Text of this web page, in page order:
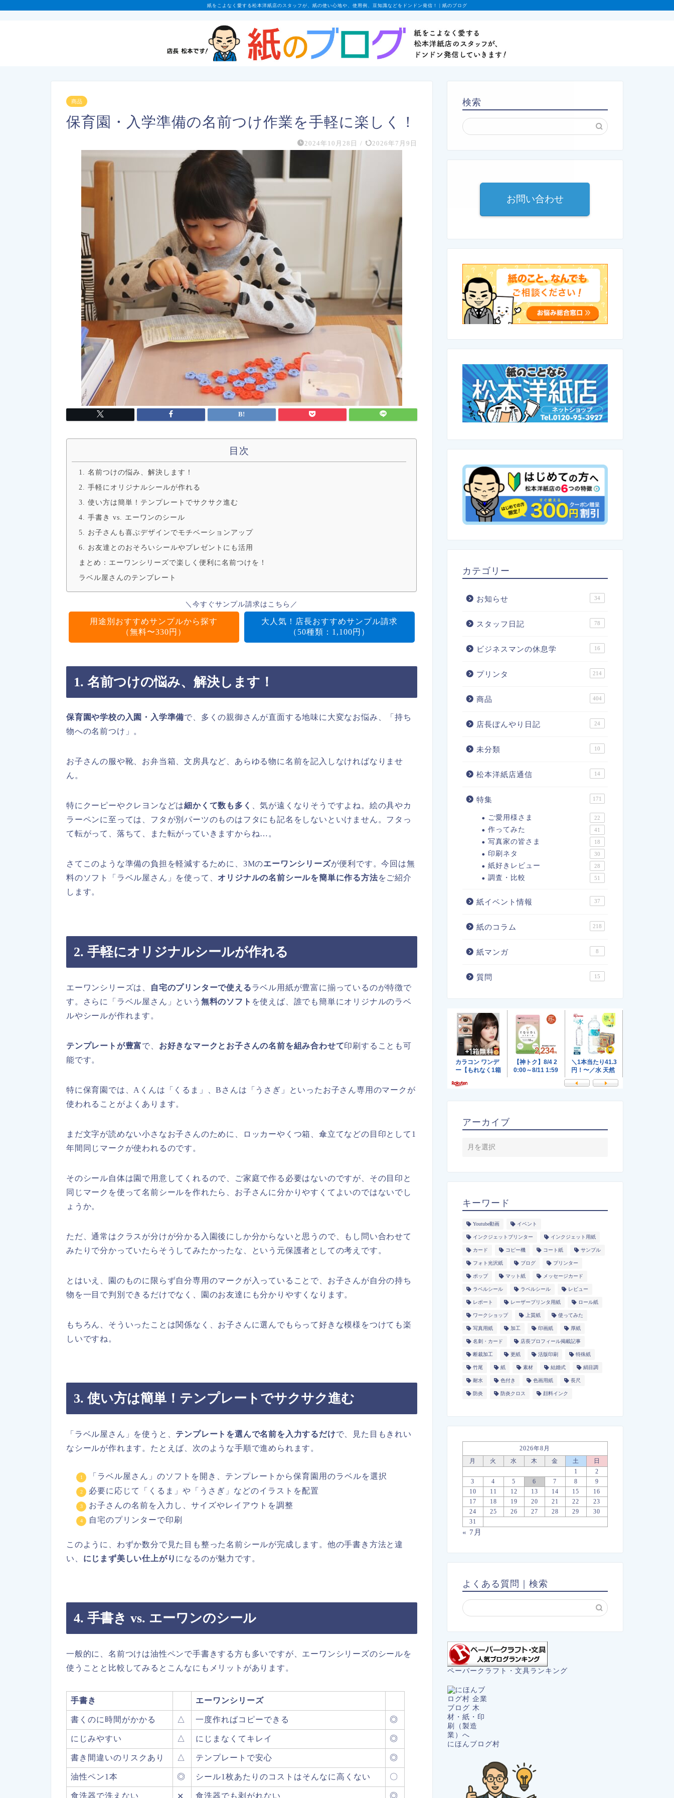
紙をこよなく愛する松本洋紙店のスタッフが、紙の使い心地や、使用例、豆知識などをドンドン発信！ | 紙のブログ
商品
保育園・入学準備の名前つけ作業を手軽に楽しく！
2024年10月28日 / 2026年7月9日
目次
1. 名前つけの悩み、解決します！
2. 手軽にオリジナルシールが作れる
3. 使い方は簡単！テンプレートでサクサク進む
4. 手書き vs. エーワンのシール
5. お子さんも喜ぶデザインでモチベーションアップ
6. お友達とのおそろいシールやプレゼントにも活用
まとめ：エーワンシリーズで楽しく便利に名前つけを！
ラベル屋さんのテンプレート
＼今すぐサンプル請求はこちら／
用途別おすすめサンプルから探す
（無料〜330円）
大人気！店長おすすめサンプル請求
（50種類：1,100円）
1. 名前つけの悩み、解決します！
保育園や学校の入園・入学準備で、多くの親御さんが直面する地味に大変なお悩み、「持ち
物への名前つけ」。
お子さんの服や靴、お弁当箱、文房具など、あらゆる物に名前を記入しなければなりませ
ん。
特にクーピーやクレヨンなどは細かくて数も多く 、気が遠くなりそうですよね。絵の具やカ
ラーペンに至っては、フタが別パーツのものはフタにも記名をしないといけません。フタっ
て転がって、落ちて、また転がっていきますからね…。
さてこのような準備の負担を軽減するために、 3Mのエーワンシリーズが便利です。今回は無
料のソフト「ラベル屋さん」を使って、 オリジナルの名前シールを簡単に作る方法をご紹介
します。
2. 手軽にオリジナルシールが作れる
エーワンシリーズは、 自宅のプリンターで使えるラベル用紙が豊富に揃っているのが特徴で
す。さらに「ラベル屋さん」という 無料のソフト を使えば、誰でも簡単にオリジナルのラベ
ルやシールが作れます。
テンプレートが豊富で、 お好きなマークとお子さんの名前を組み合わせて印刷することも可
能です。
特に保育園では、Aくんは「くるま」、Bさんは「うさぎ」といったお子さん専用のマークが
使われることがよくあります。
まだ文字が読めない小さなお子さんのために、ロッカーやくつ箱、傘立てなどの目印として1
年間同じマークが使われるのです。
そのシール自体は園で用意してくれるので、ご家庭で作る必要はないのですが、その目印と
同じマークを使って名前シールを作れたら、お子さんに分かりやすくてよいのではないでし
ょうか。
ただ、通常はクラスが分けが分かる入園後にしか分からないと思うので、もし問い合わせて
みたりで分かっていたらそうしてみたかったな、という元保護者としての考えです。
とはいえ、園のものに限らず自分専用のマークが入っていることで、お子さんが自分の持ち
物を一目で判別できるだけでなく、園のお友達にも分かりやすくなります。
もちろん、そういったことは関係なく、お子さんに選んでもらって好きな模様をつけても楽
しいですね。
3. 使い方は簡単！テンプレートでサクサク進む
「ラベル屋さん」を使うと、 テンプレートを選んで名前を入力するだけで、見た目もきれい
なシールが作れます。たとえば、次のような手順で進められます。
「ラベル屋さん」のソフトを開き、テンプレートから保育園用のラベルを選択
必要に応じて「くるま」や「うさぎ」などのイラストを配置
お子さんの名前を入力し、サイズやレイアウトを調整
自宅のプリンターで印刷
このように、わずか数分で見た目も整った名前シールが完成します。他の手書き方法と違
い、 にじまず美しい仕上がり になるのが魅力です。
4. 手書き vs. エーワンのシール
一般的に、名前つけは油性ペンで手書きする方も多いですが、エーワンシリーズのシールを
使うことと比較してみるとこんなにもメリットがあります。
手書き エーワンシリーズ
書くのに時間がかかる △ 一度作ればコピーできる ◎
にじみやすい △ にじまなくてキレイ ◎
書き間違いのリスクあり △ テンプレートで安心 ◎
油性ペン1本 ◎ シール1枚あたりのコストはそんなに高くない 〇
食洗器で洗えない ✕ 食洗器でも剥がれない ◎
検索
お問い合わせ
カテゴリー
お知らせ 34
スタッフ日記 78
ビジネスマンの休息学 16
プリンタ 214
商品 404
店長ぼんやり日記 24
未分類 10
松本洋紙店通信 14
特集 171
ご愛用様さま 22
作ってみた 41
写真家の皆さま 18
印刷ネタ 30
紙好きレビュー 28
調査・比較 51
紙イベント情報 37
紙のコラム 218
紙マンガ 8
質問 15
アーカイブ
キーワード
Youtube動画 イベント
インクジェットプリンター インクジェット用紙
カード コピー機 コート紙 サンプル
フォト光沢紙 ブログ プリンター
ポップ マット紙 メッセージカード
ラベルシール ラベルシール レビュー
レポート レーザープリンタ用紙 ロール紙
ワークショップ 上質紙 使ってみた
写真用紙 加工 印画紙 厚紙
名刺・カード 店長プロフィール掲載記事
断裁加工 更紙 活版印刷 特殊紙
竹尾 紙 素材 結婚式 絹目調
耐水 色付き 色画用紙 長尺
防炎 防炎クロス 顔料インク
2026年8月
月
火 水 木 金 土
日
1
2
3
4 5 6 7 8
9
10
11 12 13 14 15
16
17
18 19 20 21 22
23
24
25 26 27 28 29
30
31
« 7月
よくある質問｜検索
ペーパークラフト・文具ランキング
にほんブログ村